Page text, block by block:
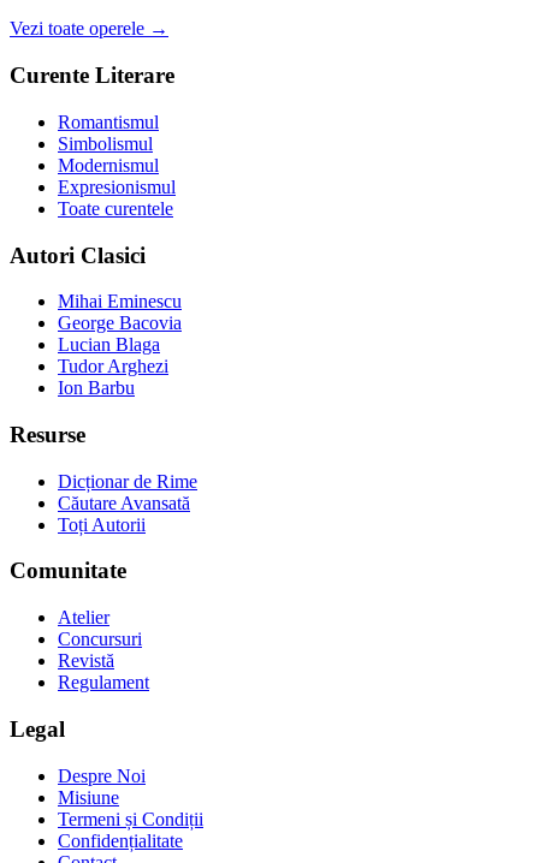
Vezi toate operele →
Curente Literare
Romantismul
Simbolismul
Modernismul
Expresionismul
Toate curentele
Autori Clasici
Mihai Eminescu
George Bacovia
Lucian Blaga
Tudor Arghezi
Ion Barbu
Resurse
Dicționar de Rime
Căutare Avansată
Toți Autorii
Comunitate
Atelier
Concursuri
Revistă
Regulament
Legal
Despre Noi
Misiune
Termeni și Condiții
Confidențialitate